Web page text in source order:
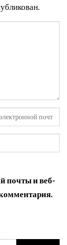
почты и веб-